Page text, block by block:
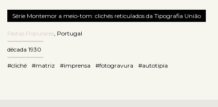
Série Montemor a meio-tom: clichés reticulados da Tipografia União
Festas Populares, Portugal
década 1930
#cliché #matriz #imprensa #fotogravura #autotipia